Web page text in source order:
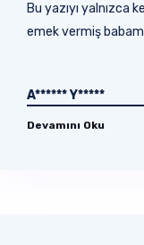
Bu yazıyı yalnızca
emek vermiş babam
A****** Y*****
Devamını Oku